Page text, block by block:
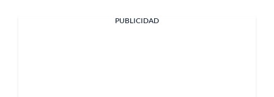
PUBLICIDAD